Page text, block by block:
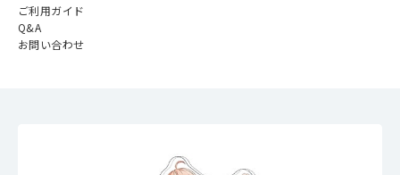
ご利用ガイド
Q&A
お問い合わせ